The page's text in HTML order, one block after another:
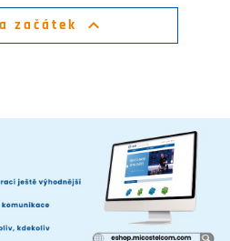
začátek 